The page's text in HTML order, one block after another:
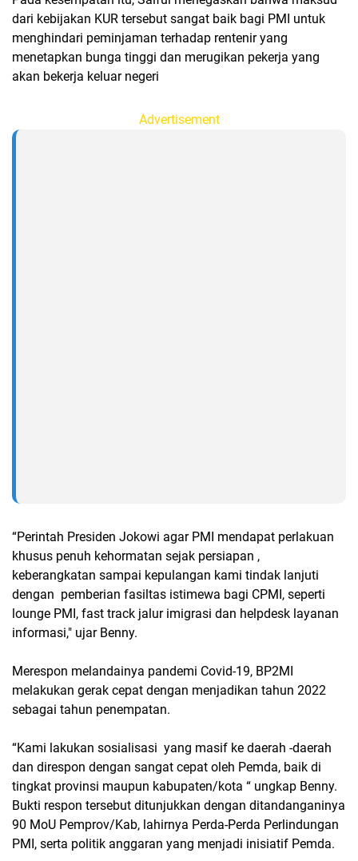
dari kebijakan KUR tersebut sangat baik bagi PMI untuk
menghindari peminjaman terhadap rentenir yang
menetapkan bunga tinggi dan merugikan pekerja yang
akan bekerja keluar negeri
Advertisement
“Perintah Presiden Jokowi agar PMI mendapat perlakuan
khusus penuh kehormatan sejak persiapan ,
keberangkatan sampai kepulangan kami tindak lanjuti
dengan pemberian fasiltas istimewa bagi CPMI, seperti
lounge PMI, fast track jalur imigrasi dan helpdesk layanan
informasi," ujar Benny.
Merespon melandainya pandemi Covid-19, BP2MI
melakukan gerak cepat dengan menjadikan tahun 2022
sebagai tahun penempatan.
“Kami lakukan sosialisasi yang masif ke daerah -daerah
dan direspon dengan sangat cepat oleh Pemda, baik di
tingkat provinsi maupun kabupaten/kota “ ungkap Benny.
Bukti respon tersebut ditunjukkan dengan ditandanganinya
90 MoU Pemprov/Kab, lahirnya Perda-Perda Perlindungan
PMI, serta politik anggaran yang menjadi inisiatif Pemda.